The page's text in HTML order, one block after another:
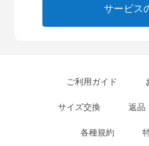
サービス
ご利用ガイド
サイズ交換 返品
各種規約